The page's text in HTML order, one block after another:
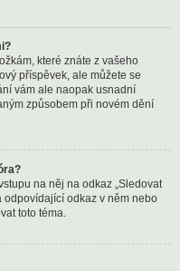
které znáte z vašeho
příspěvek, ale můžete se
vám ale naopak usnadní
způsobem při novém dění
na něj na odkaz „Sledovat
odpovídající odkaz v něm nebo
toto téma.